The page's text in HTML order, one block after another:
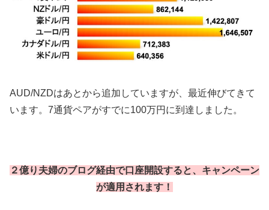
AUD/NZDはあとから追加していますが、最近伸びてきて
います。7通貨ペアがすでに100万円に到達しました。
２億り夫婦のブログ経由で口座開設すると、キャンペーン
が適用されます！